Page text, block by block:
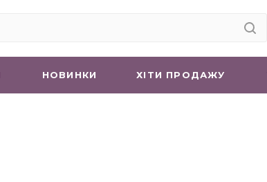
НОВИНКИ ХIТИ ПРОДАЖУ